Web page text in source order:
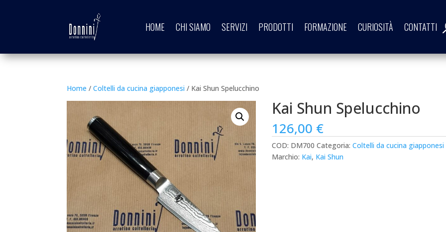
HOME CHI SIAMO SERVIZI PRODOTTI FORMAZIONE CURIOSITÀ CONTATTI
Home /Coltelli da cucina giapponesi / Kai Shun Spelucchino
Kai Shun Spelucchino
126,00 €
COD: DM700 Categoria:Coltelli da cucina giapponesi
Marchio: Kai, Kai Shun